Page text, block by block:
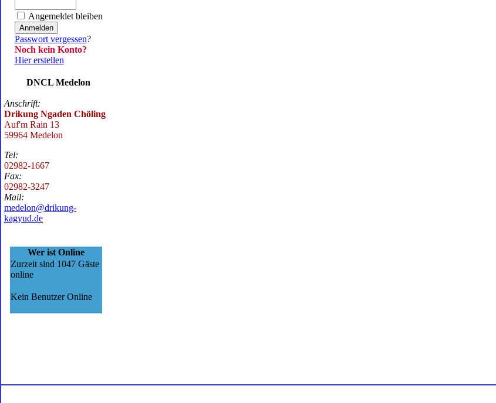
Angemeldet bleiben
Passwort vergessen?
Noch kein Konto?
Hier erstellen
DNCL Medelon
Anschrift:
Drikung Ngaden Chöling
Auf'm Rain 13
59964 Medelon
Tel:
02982-1667
Fax:
02982-3247
Mail:
medelon@drikung-
kagyud.de
Wer ist Online
Zurzeit sind 1047 Gäste
online
Kein Benutzer Online